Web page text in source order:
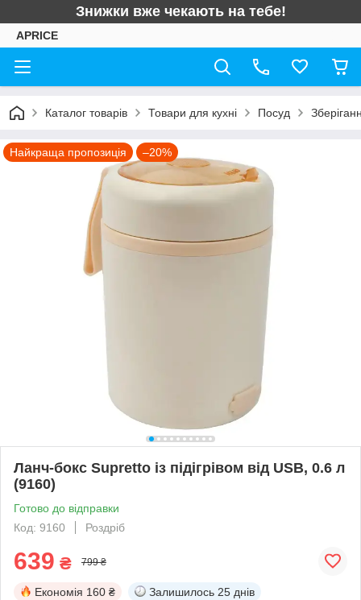
Знижки вже чекають на тебе!
APRICE
Каталог товарів Товари для кухні Посуд
Найкраща пропозиція –20%
Ланч-бокс Supretto із підігрівом від USB, 0.6 л
(9160)
Готово до відправки
Код: 9160
Роздріб
639 ₴ 799 ₴
Економія 160 ₴ Залишилось 25 днів